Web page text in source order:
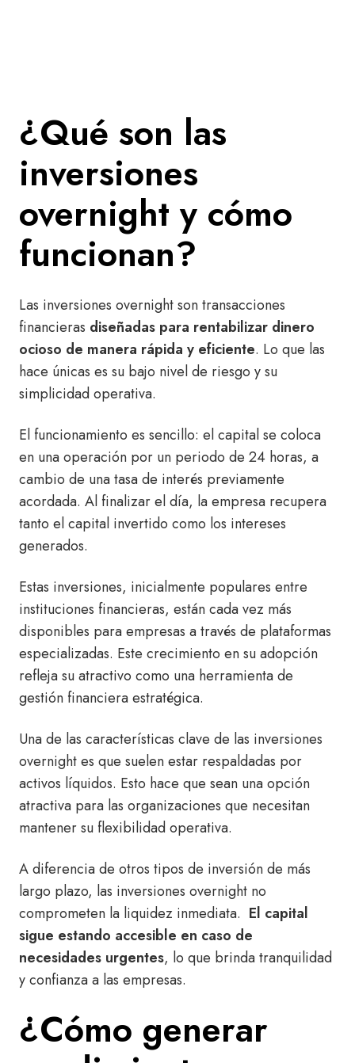
¿Qué son las
inversiones
overnight y cómo
funcionan?
Las inversiones overnight son transacciones
financieras diseñadas para rentabilizar dinero
ocioso de manera rápida y eficiente. Lo que las
hace únicas es su bajo nivel de riesgo y su
simplicidad operativa.
El funcionamiento es sencillo: el capital se coloca
en una operación por un periodo de 24 horas, a
cambio de una tasa de interés previamente
acordada. Al finalizar el día, la empresa recupera
tanto el capital invertido como los intereses
generados.
Estas inversiones, inicialmente populares entre
instituciones financieras, están cada vez más
disponibles para empresas a través de plataformas
especializadas. Este crecimiento en su adopción
refleja su atractivo como una herramienta de
gestión financiera estratégica.
Una de las características clave de las inversiones
overnight es que suelen estar respaldadas por
activos líquidos. Esto hace que sean una opción
atractiva para las organizaciones que necesitan
mantener su flexibilidad operativa.
A diferencia de otros tipos de inversión de más
largo plazo, las inversiones overnight no
comprometen la liquidez inmediata. El capital
sigue estando accesible en caso de
necesidades urgentes, lo que brinda tranquilidad
y confianza a las empresas.
¿Cómo generar